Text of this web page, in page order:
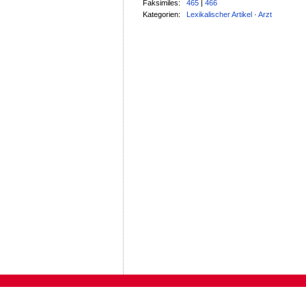
Faksimiles:
465 |466
Kategorien:
Lexikalischer Artikel ·Arzt